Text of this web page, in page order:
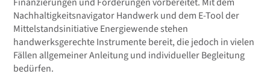
Nachhaltigkeitsnavigator Handwerk und dem E-Tool der
Mittelstandsinitiative Energiewende stehen
handwerksgerechte Instrumente bereit, die jedoch in vielen
Fällen allgemeiner Anleitung und individueller Begleitung
bedürfen.